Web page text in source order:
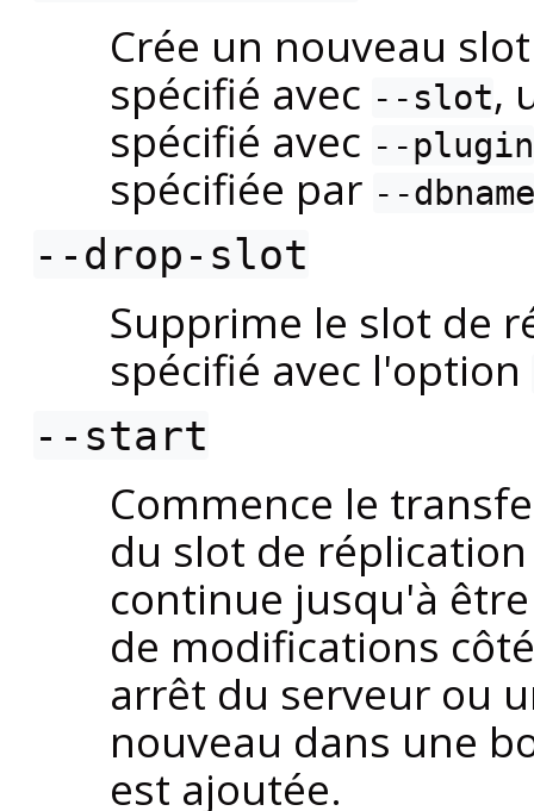
Crée un nouveau
spécifié avec --slot,
spécifié avec --plugin
spécifiée par --dbname
--drop-slot
Supprime le slot de
spécifié avec l'option
--start
Commence le
du slot de
continue jusqu'à
de modifications
arrêt du serveur ou
nouveau dans une
est ajoutée.